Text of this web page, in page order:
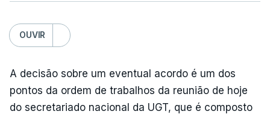
OUVIR
A decisão sobre um eventual acordo é um dos
pontos da ordem de trabalhos da reunião de hoje
do secretariado nacional da UGT, que é composto